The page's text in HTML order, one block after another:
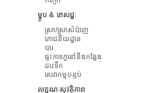
ម្ហូប & ភេសជ្ជៈ
ស្រា/ស្រាសំប៉ាញ
ភោជនីយដ្ឋាន
បារ
ផ្ទះកាហ្វេនៅនឹងកន្លែង
ដប​ទឹក
សេវាកម្មបន្ទប់
លក្ខណៈសុវត្ថិភាព